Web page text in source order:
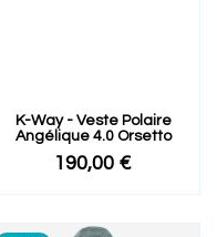
K-Way - Veste Polaire
Angélique 4.0 Orsetto
190,00 €